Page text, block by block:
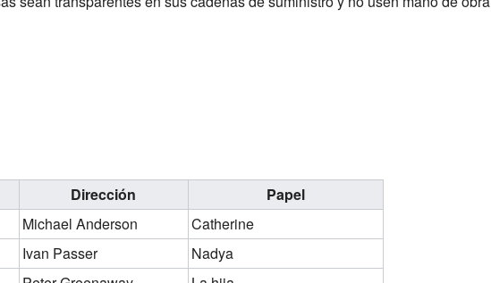
Dirección
Papel
Michael Anderson
Catherine
Ivan Passer
Nadya